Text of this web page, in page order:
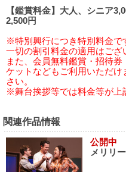
【鑑賞料金】大人、シニア
2,500円
※特別興行につき特別料金で
一切の割引料金の適用はござ
また、会員無料鑑賞・招待
ケットなどもご利用いただ
さい。
※舞台挨拶等では料金等が上
関連作品情報
公開中
メリリ